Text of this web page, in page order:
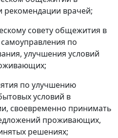
рекомендации врачей;
совету общежития в
по
улучшения условий
по улучшению
условий в
своевременно принимать
проживающих,
решениях;